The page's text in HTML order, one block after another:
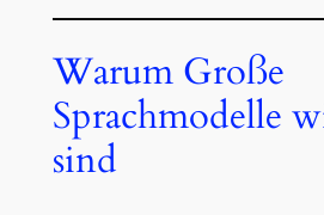
Warum Große
Sprachmodelle
sind